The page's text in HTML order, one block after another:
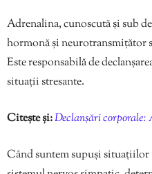
Adrenalina, cunoscută și sub
hormonă și neurotransmițător
Este responsabilă de
situații stresante.
Citește și:Declanșări
Când suntem supuși situațiilor